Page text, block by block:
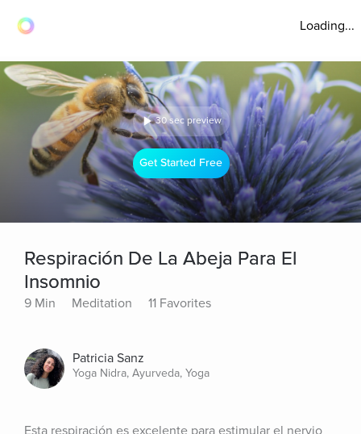
Loading...
30 sec preview
Get Started Free
Respiración De La Abeja Para El
Insomnio
9 Min Meditation 11 Favorites
Patricia Sanz
Yoga Nidra, Ayurveda, Yoga
Esta respiración es excelente para estimular el nervio